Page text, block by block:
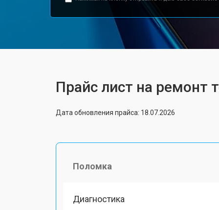
Прайс лист на ремонт
Дата обновления прайса: 18.07.2026
Поломка
Диагностика